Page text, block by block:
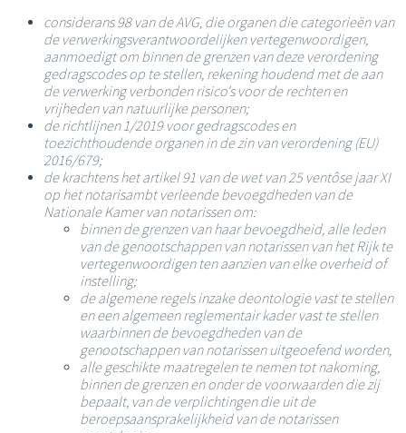
considerans 98 van de AVG, die organen die categorieën van
de verwerkingsverantwoordelijken vertegenwoordigen,
aanmoedigt om binnen de grenzen van deze verordening
gedragscodes op te stellen, rekening houdend met de aan
de verwerking verbonden risico's voor de rechten en
vrijheden van natuurlijke personen;
de richtlijnen 1/2019 voor gedragscodes en
toezichthoudende organen in de zin van verordening (EU)
2016/679;
de krachtens het artikel 91 van de wet van 25 ventôse jaar XI
op het notarisambt verleende bevoegdheden van de
Nationale Kamer van notarissen om:
binnen de grenzen van haar bevoegdheid, alle leden
van de genootschappen van notarissen van het Rijk te
vertegenwoordigen ten aanzien van elke overheid of
instelling;
de algemene regels inzake deontologie vast te stellen
en een algemeen reglementair kader vast te stellen
waarbinnen de bevoegdheden van de
genootschappen van notarissen uitgeoefend worden,
alle geschikte maatregelen te nemen tot nakoming,
binnen de grenzen en onder de voorwaarden die zij
bepaalt, van de verplichtingen die uit de
beroepsaansprakelijkheid van de notarissen